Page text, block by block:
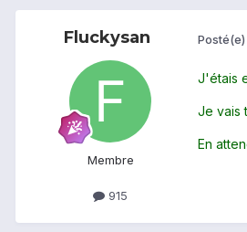
Fluckysan
Membre
915
Posté(e)
J'étais
Je vais
En